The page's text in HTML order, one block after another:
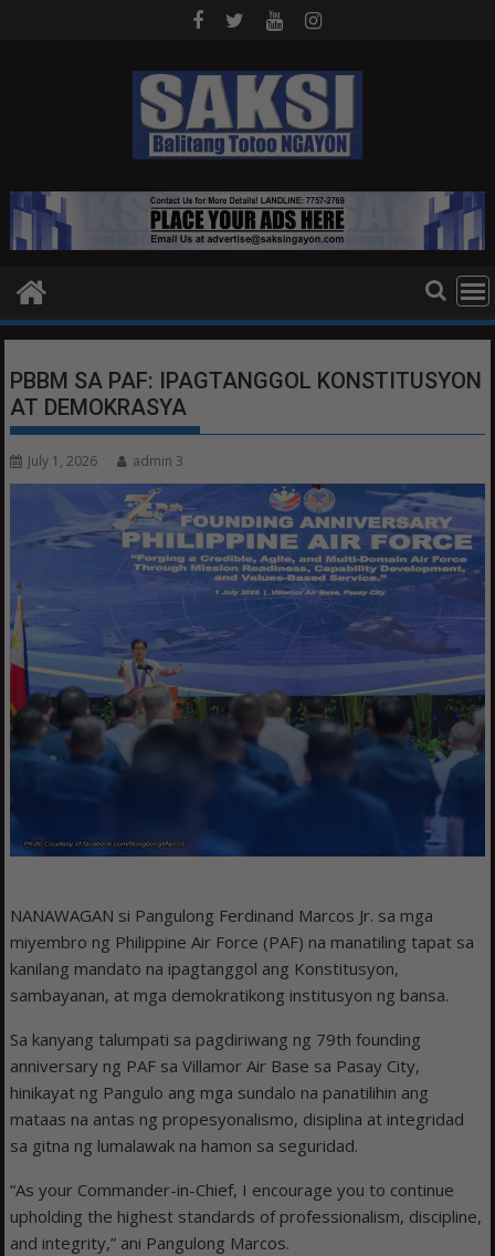
PBBM SA PAF: IPAGTANGGOL KONSTITUSYON
AT DEMOKRASYA
July 1, 2026 admin 3
NANAWAGAN si Pangulong Ferdinand Marcos Jr. sa mga
miyembro ng Philippine Air Force (PAF) na manatiling tapat sa
kanilang mandato na ipagtanggol ang Konstitusyon,
sambayanan, at mga demokratikong institusyon ng bansa.
Sa kanyang talumpati sa pagdiriwang ng 79th founding
anniversary ng PAF sa Villamor Air Base sa Pasay City,
hinikayat ng Pangulo ang mga sundalo na panatilihin ang
mataas na antas ng propesyonalismo, disiplina at integridad
sa gitna ng lumalawak na hamon sa seguridad.
“As your Commander-in-Chief, I encourage you to continue
upholding the highest standards of professionalism, discipline,
and integrity,” ani Pangulong Marcos.